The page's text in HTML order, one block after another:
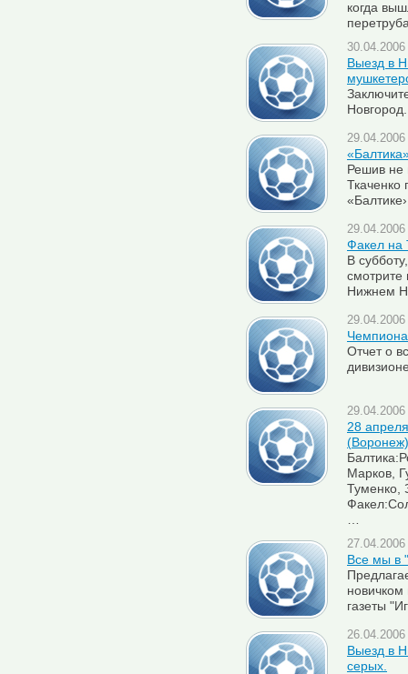
когда
Выезд в
Решив не
Ткаченко
Факел на
В
смотрите
Нижнем
Отчет о
28
Марков,
Туменко,
…
Все мы в
газеты
Выезд в
серых.